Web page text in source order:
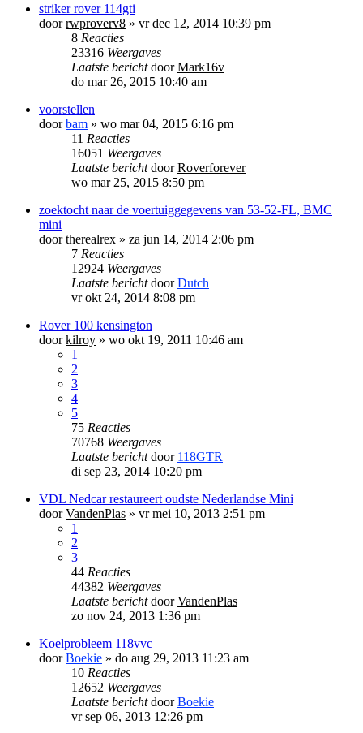
striker rover 114gti
doorrwproverv8 » vr dec 12, 2014 10:39 pm
8 Reacties
23316 Weergaves
Laatste berichtdoorMark16v
do mar 26, 2015 10:40 am
voorstellen
doorbam » wo mar 04, 2015 6:16 pm
11 Reacties
16051 Weergaves
Laatste berichtdoorRoverforever
wo mar 25, 2015 8:50 pm
zoektocht naar de voertuiggegevens van 53-52-FL, BMC
mini
doortherealrex » za jun 14, 2014 2:06 pm
7 Reacties
12924 Weergaves
Laatste berichtdoorDutch
vr okt 24, 2014 8:08 pm
Rover 100 kensington
doorkilroy » wo okt 19, 2011 10:46 am
1
2
3
4
5
75 Reacties
70768 Weergaves
Laatste berichtdoor 118GTR
di sep 23, 2014 10:20 pm
VDL Nedcar restaureert oudste Nederlandse Mini
doorVandenPlas » vr mei 10, 2013 2:51 pm
1
2
3
44 Reacties
44382 Weergaves
Laatste berichtdoorVandenPlas
zo nov 24, 2013 1:36 pm
Koelprobleem 118vvc
doorBoekie » do aug 29, 2013 11:23 am
10 Reacties
12652 Weergaves
Laatste berichtdoorBoekie
vr sep 06, 2013 12:26 pm